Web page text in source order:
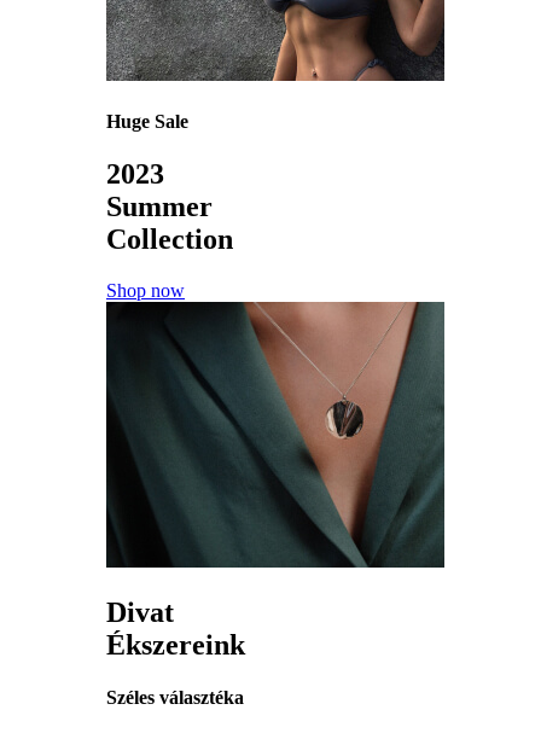
Huge Sale
2023
Summer
Collection
Shop now
Divat
Ékszereink
Széles választéka